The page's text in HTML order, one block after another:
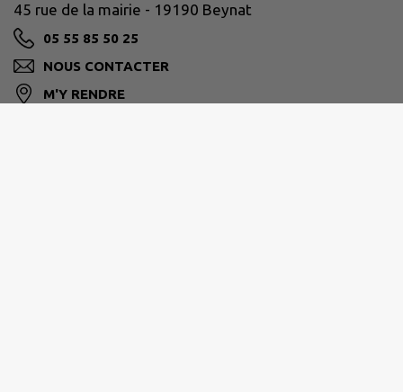
45 rue de la mairie - 19190 Beynat
05 55 85 50 25
NOUS CONTACTER
M'Y RENDRE